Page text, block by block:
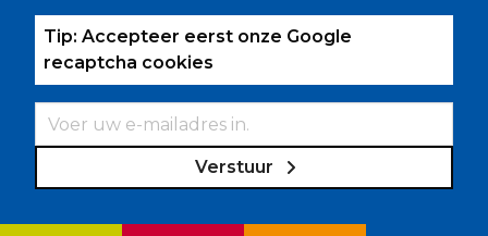
Tip: Accepteer eerst onze Google
recaptcha cookies
Verstuur